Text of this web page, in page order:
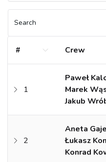
Search
# Crew
1
Paweł
Marek
Jakub
2
Aneta
Łukasz
Konrad